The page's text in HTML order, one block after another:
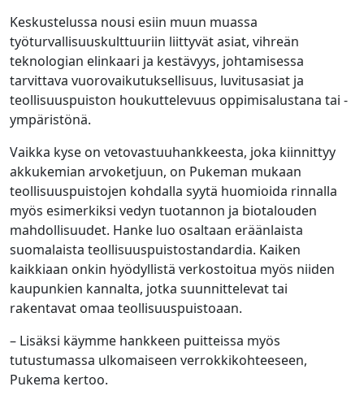
Keskustelussa nousi esiin muun muassa
työturvallisuuskulttuuriin liittyvät asiat, vihreän
teknologian elinkaari ja kestävyys, johtamisessa
tarvittava vuorovaikutuksellisuus, luvitusasiat ja
teollisuuspuiston houkuttelevuus oppimisalustana tai -
ympäristönä.
Vaikka kyse on vetovastuuhankkeesta, joka kiinnittyy
akkukemian arvoketjuun, on Pukeman mukaan
teollisuuspuistojen kohdalla syytä huomioida rinnalla
myös esimerkiksi vedyn tuotannon ja biotalouden
mahdollisuudet. Hanke luo osaltaan eräänlaista
suomalaista teollisuuspuistostandardia. Kaiken
kaikkiaan onkin hyödyllistä verkostoitua myös niiden
kaupunkien kannalta, jotka suunnittelevat tai
rakentavat omaa teollisuuspuistoaan.
– Lisäksi käymme hankkeen puitteissa myös
tutustumassa ulkomaiseen verrokkikohteeseen,
Pukema kertoo.